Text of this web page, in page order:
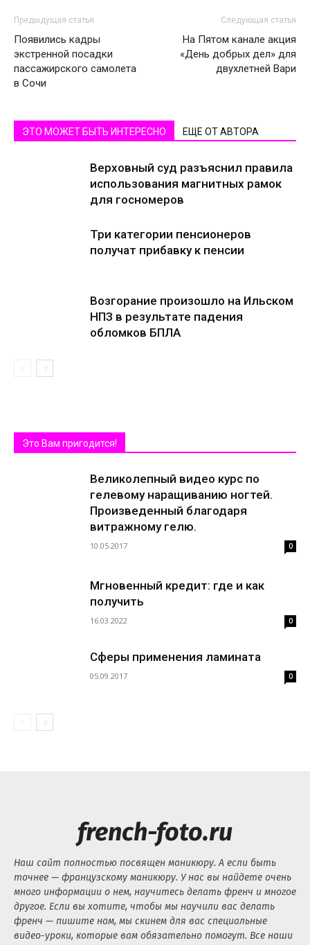
Предыдущая статья
Появились кадры
экстренной посадки
пассажирского самолета
в Сочи
Следующая статья
На Пятом канале акция
«День добрых дел» для
двухлетней Вари
ЭТО МОЖЕТ БЫТЬ ИНТЕРЕСНО ЕЩЕ ОТ АВТОРА
Верховный суд разъяснил правила
использования магнитных рамок
для госномеров
Три категории пенсионеров
получат прибавку к пенсии
Возгорание произошло на Ильском
НПЗ в результате падения
обломков БПЛА
Это Вам пригодится!
Великолепный видео курс по
гелевому наращиванию ногтей.
Произведенный благодаря
витражному гелю.
10.05.2017 0
Мгновенный кредит: где и как
получить
16.03.2022 0
Сферы применения ламината
05.09.2017 0
french-foto.ru
Наш сайт полностью посвящен маникюру. А если быть
точнее — французскому маникюру. У нас вы найдете очень
много информации о нем, научитесь делать френч и многое
другое. Если вы хотите, чтобы мы научили вас делать
френч — пишите нам, мы скинем для вас специальные
видео-уроки, которые вам обязательно помогут. Все наши